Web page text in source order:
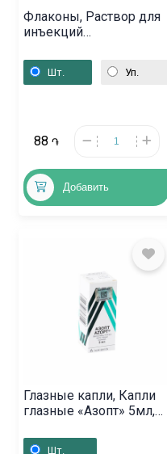
Флаконы, Раствор для
инъекций
Սլովենիա
Шт. Уп.
88 ֏
Добавить
Глазные капли, Капли
глазные «Азопт» 5мл,
Шт.